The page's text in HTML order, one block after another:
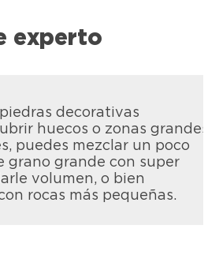
experto
decorativas
huecos o zonas grandes
puedes mezclar un poco
grano grande con super
volumen, o bien
rocas más pequeñas.